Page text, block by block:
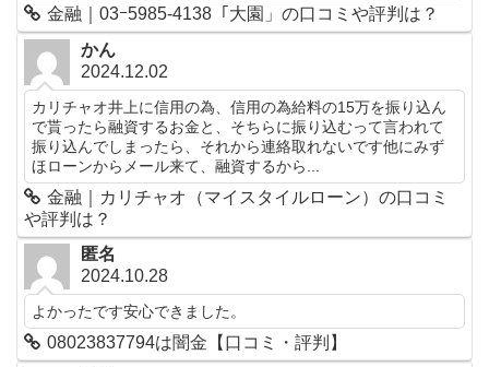
金融｜03ｰ5985-4138「大園」の口コミや評判は？
かん
2024.12.02
カリチャオ井上に信用の為、信用の為給料の15万を振り込ん
で貰ったら融資するお金と、そちらに振り込むって言われて
振り込んでしまったら、それから連絡取れないです他にみず
ほローンからメール来て、融資するから...
金融｜カリチャオ（マイスタイルローン）の口コミ
や評判は？
匿名
2024.10.28
よかったです安心できました。
08023837794は闇金【口コミ・評判】